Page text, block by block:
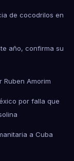
de cocodrilos en
año, confirma su
Amorim
por falla que
a Cuba